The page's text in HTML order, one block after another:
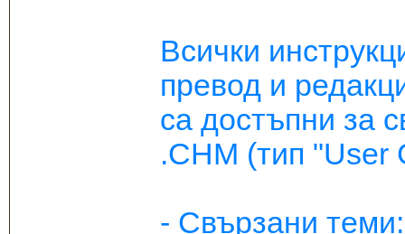
Всички
превод и
са достъпни за
.CHM (тип "User
- Свързани